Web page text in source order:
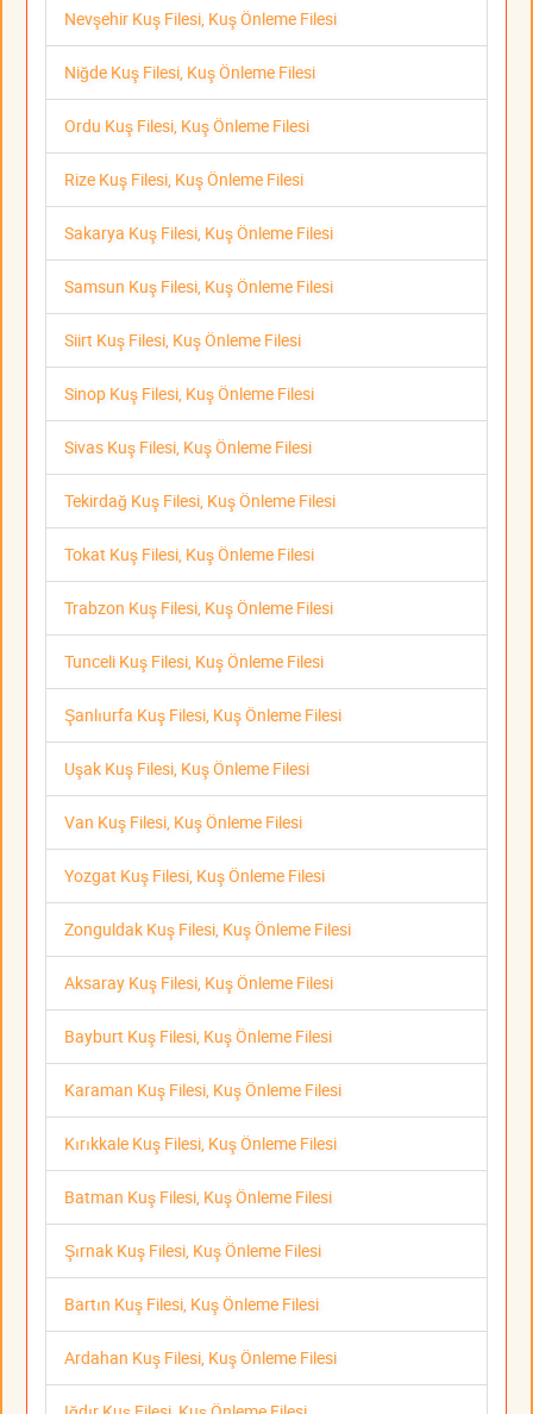
Nevşehir Kuş Filesi, Kuş Önleme Filesi
Niğde Kuş Filesi, Kuş Önleme Filesi
Ordu Kuş Filesi, Kuş Önleme Filesi
Rize Kuş Filesi, Kuş Önleme Filesi
Sakarya Kuş Filesi, Kuş Önleme Filesi
Samsun Kuş Filesi, Kuş Önleme Filesi
Siirt Kuş Filesi, Kuş Önleme Filesi
Sinop Kuş Filesi, Kuş Önleme Filesi
Sivas Kuş Filesi, Kuş Önleme Filesi
Tekirdağ Kuş Filesi, Kuş Önleme Filesi
Tokat Kuş Filesi, Kuş Önleme Filesi
Trabzon Kuş Filesi, Kuş Önleme Filesi
Tunceli Kuş Filesi, Kuş Önleme Filesi
Şanlıurfa Kuş Filesi, Kuş Önleme Filesi
Uşak Kuş Filesi, Kuş Önleme Filesi
Van Kuş Filesi, Kuş Önleme Filesi
Yozgat Kuş Filesi, Kuş Önleme Filesi
Zonguldak Kuş Filesi, Kuş Önleme Filesi
Aksaray Kuş Filesi, Kuş Önleme Filesi
Bayburt Kuş Filesi, Kuş Önleme Filesi
Karaman Kuş Filesi, Kuş Önleme Filesi
Kırıkkale Kuş Filesi, Kuş Önleme Filesi
Batman Kuş Filesi, Kuş Önleme Filesi
Şırnak Kuş Filesi, Kuş Önleme Filesi
Bartın Kuş Filesi, Kuş Önleme Filesi
Ardahan Kuş Filesi, Kuş Önleme Filesi